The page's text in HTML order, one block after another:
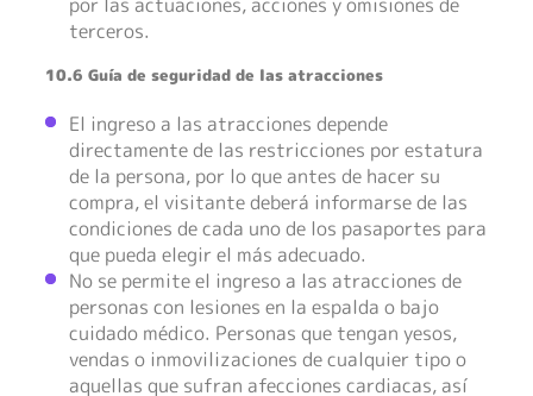
terceros.
10.6 Guía de seguridad de las atracciones
El ingreso a las atracciones depende
directamente de las restricciones por estatura
de la persona, por lo que antes de hacer su
compra, el visitante deberá informarse de las
condiciones de cada uno de los pasaportes para
que pueda elegir el más adecuado.
No se permite el ingreso a las atracciones de
personas con lesiones en la espalda o bajo
cuidado médico. Personas que tengan yesos,
vendas o inmovilizaciones de cualquier tipo o
aquellas que sufran afecciones cardiacas, así